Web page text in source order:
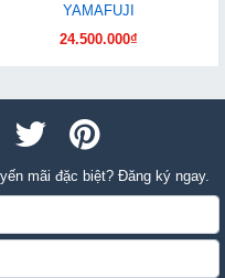
YAMAFUJI
24.500.000₫
mãi đặc biệt? Đăng ký ngay.